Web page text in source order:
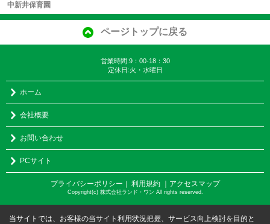
中新井保育園
ページトップに戻る
営業時間:9：00-18：30
定休日:火・水曜日
ホーム
会社概要
お問い合わせ
PCサイト
プライバシーポリシー 利用規約 ｜アクセスマップ
Copyright(c) 株式会社ランド・ワン All rights reserved.
当サイトでは、お客様の当サイト利用状況把握、サービス向上検討を目的と